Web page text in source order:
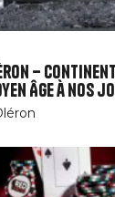
–
Âge à nos